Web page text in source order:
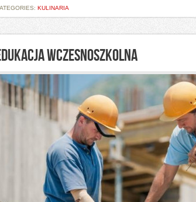
KULINARIA
WCZESNOSZKOLNA